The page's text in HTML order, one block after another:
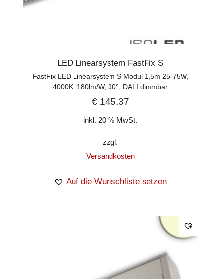
LED Linearsystem FastFix S
FastFix LED Linearsystem S Modul 1,5m 25-75W,
4000K, 180lm/W, 30°, DALI dimmbar
€145,37
inkl. 20 % MwSt.
zzgl.
Versandkosten
Auf die Wunschliste setzen